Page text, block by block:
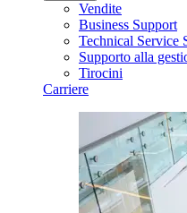
Vendite
Business Support
Technical Service
Supporto alla
Tirocini
Carriere